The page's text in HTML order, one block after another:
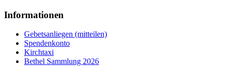
Informationen
Gebetsanliegen (mitteilen)
Spendenkonto
Kirchtaxi
Bethel Sammlung 2026